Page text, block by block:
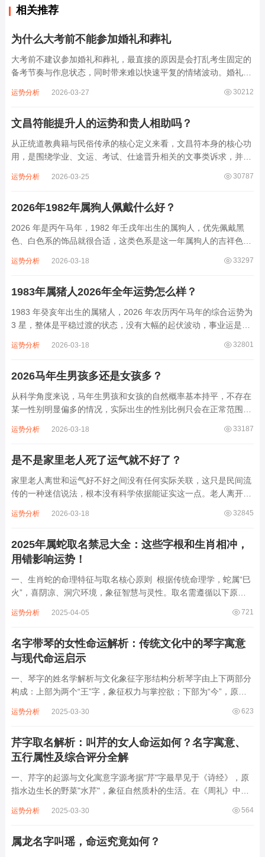
相关推荐
为什么大考前不能参加婚礼和葬礼
大考前不建议参加婚礼和葬礼，最直接的原因是会打乱考生固定的
备考节奏与作息状态，同时带来难以快速平复的情绪波动。婚礼和
停留，最少也要占用大半天的时间。这段时间里，考生根本没法按
30212
运势分析 2026-03-27
文昌符能提升人的运势和贵人相助吗？
从正统道教典籍与民俗传承的核心定义来看，文昌符本身的核心功
用，是围绕学业、文运、考试、仕途晋升相关的文事类诉求，并非
符，必须按照《文昌帝君阴骘文》《道门定制》记载的科仪流程绘
30787
运势分析 2026-03-25
2026年1982年属狗人佩戴什么好？
2026 年是丙午马年，1982 年壬戌年出生的属狗人，优先佩戴黑
色、白色系的饰品就很合适，这类色系是这一年属狗人的吉祥色，
银吊坠还是银手串，日常佩戴不挑场景，还能契合白色的吉祥色要
33297
运势分析 2026-03-18
1983年属猪人2026年全年运势怎么样？
1983 年癸亥年出生的属猪人，2026 年农历丙午马年的综合运势为
3 星，整体是平稳过渡的状态，没有大幅的起伏波动，事业运是全
只有 2 星，感情运则为 3 星。2026 年的公历平年有 365 天，农...
32801
运势分析 2026-03-18
2026马年生男孩多还是女孩多？
从科学角度来说，马年生男孩和女孩的自然概率基本持平，不存在
某一性别明显偏多的情况，实际出生的性别比例只会在正常范围内
布的全国人口性别比数据显示，总人口中男性占比 51.24%，女性
33187
运势分析 2026-03-18
是不是家里老人死了运气就不好了？
家里老人离世和运气好不好之间没有任何实际关联，这只是民间流
传的一种迷信说法，根本没有科学依据能证实这一点。老人离开是
不会对家人的运势产生任何影响。人们会有这样的想法，大多是因
32845
运势分析 2026-03-18
2025年属蛇取名禁忌大全：这些字根和生肖相冲，
用错影响运势！
一、生肖蛇的命理特征与取名核心原则 根据传统命理学，蛇属“巳
火”，喜阴凉、洞穴环境，象征智慧与灵性。取名需遵循以下原
根。 2. 生肖三合三会：...
721
运势分析 2025-04-05
名字带琴的女性命运解析：传统文化中的琴字寓意
与现代命运启示
一、琴字的姓名学解析与文化象征字形结构分析琴字由上下两部分
构成：上部为两个“王”字，象征权力与掌控欲；下部为“今”，原字
为“内心渴望主导却难以承载压力”，容易引发婚姻矛盾与自我冲
623
运势分析 2025-03-30
芹字取名解析：叫芹的女人命运如何？名字寓意、
五行属性及综合评分全解
一、芹字的起源与文化寓意字源考据‌"芹"字最早见于《诗经》，原
指水边生长的野菜"水芹"，象征自然质朴的生活。在《周礼》中，
中的"芹"由"艹&...
564
运势分析 2025-03-30
属龙名字叫瑶，命运究竟如何？